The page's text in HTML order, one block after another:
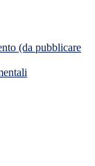
(da pubblicare